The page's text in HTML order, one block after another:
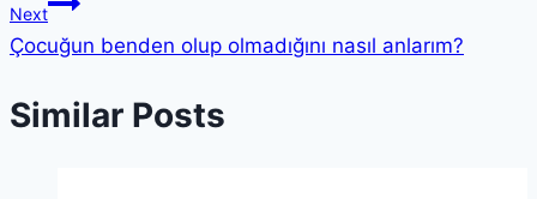
Next
Çocuğun benden olup olmadığını nasıl anlarım?
Similar Posts